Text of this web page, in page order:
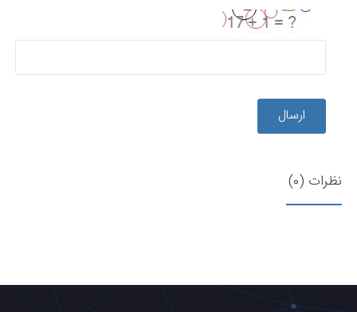
ارسال
نظرات (0)